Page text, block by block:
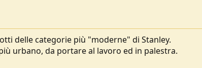
delle categorie più "moderne" di Stanley.
urbano, da portare al lavoro ed in palestra.